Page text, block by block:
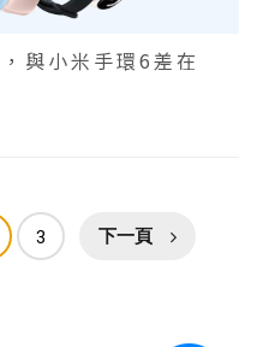
與小米手環6差在
3 下一頁